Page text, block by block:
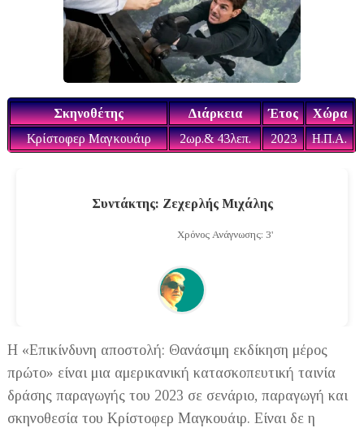
Σκηνοθέτης Διάρκεια Έτος
Χώρα
Κρίστοφερ Μαγκουάιρ
2ωρ.& 43λεπ. 2023 H.Π.Α.
Συντάκτης: Ζεχερλής Μιχάλης
Χρόνος Ανάγνωσης: 3'
H «Επικίνδυνη αποστολή: Θανάσιμη εκδίκηση μέρος
πρώτο» είναι μια αμερικανική κατασκοπευτική ταινία
δράσης παραγωγής του 2023 σε σενάριο, παραγωγή και
σκηνοθεσία του Κρίστοφερ Μαγκουάιρ. Είναι δε η